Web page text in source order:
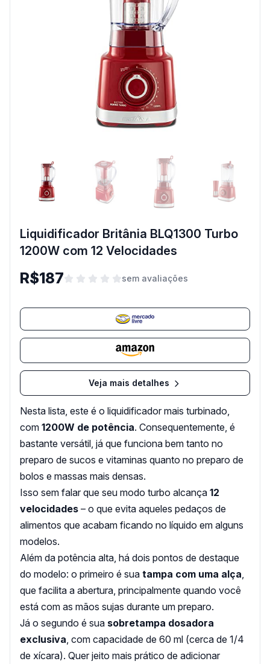
Liquidificador Britânia BLQ1300 Turbo
1200W com 12 Velocidades
R$187 sem avaliações
Veja mais detalhes
Nesta lista, este é o liquidificador mais turbinado,
com 1200W de potência. Consequentemente, é
bastante versátil, já que funciona bem tanto no
preparo de sucos e vitaminas quanto no preparo de
bolos e massas mais densas.
Isso sem falar que seu modo turbo alcança 12
velocidades – o que evita aqueles pedaços de
alimentos que acabam ficando no líquido em alguns
modelos.
Além da potência alta, há dois pontos de destaque
do modelo: o primeiro é sua tampa com uma alça,
que facilita a abertura, principalmente quando você
está com as mãos sujas durante um preparo.
Já o segundo é sua sobretampa dosadora
exclusiva, com capacidade de 60 ml (cerca de 1/4
de xícara). Quer jeito mais prático de adicionar